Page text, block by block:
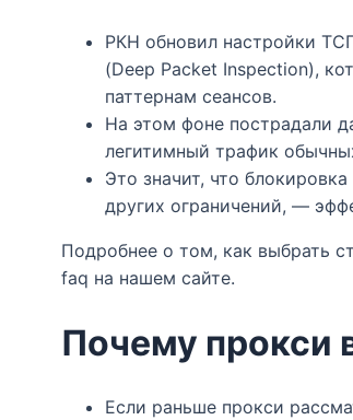
РКН обновил настройки
(Deep Packet Inspection),
паттернам сеансов.​​
На этом фоне пострадали
легитимный трафик
Это значит, что
других ограничений, —
Подробнее о том, как выбрать
faq на нашем сайте.
Почему прокси
Если раньше прокси